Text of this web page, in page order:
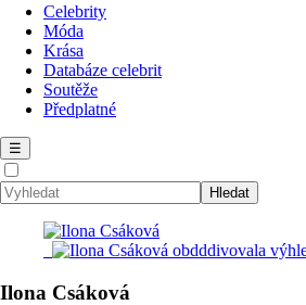
Celebrity
Móda
Krása
Databáze celebrit
Soutěže
Předplatné
☰
Ilona Csáková